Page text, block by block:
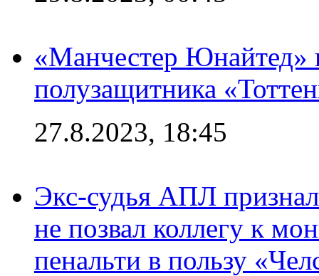
«Манчестер Юнайтед»
полузащитника
27.8.2023, 18:45
Экс-судья АПЛ
не позвал коллегу к
пенальти в пользу